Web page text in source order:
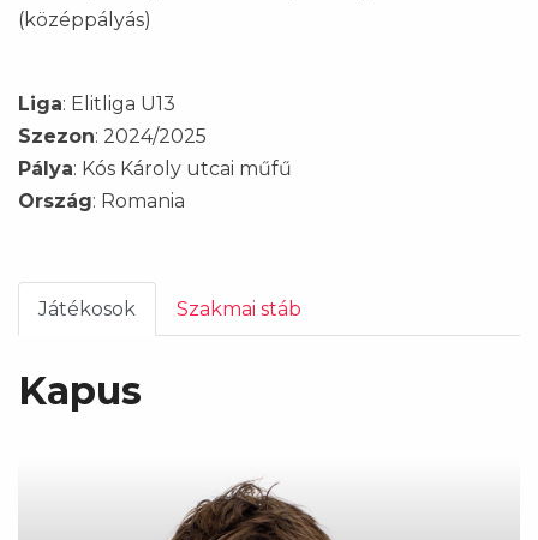
(középpályás)
Liga: Elitliga U13
Szezon: 2024/2025
Pálya: Kós Károly utcai műfű
Ország: Romania
Játékosok Szakmai stáb
Kapus